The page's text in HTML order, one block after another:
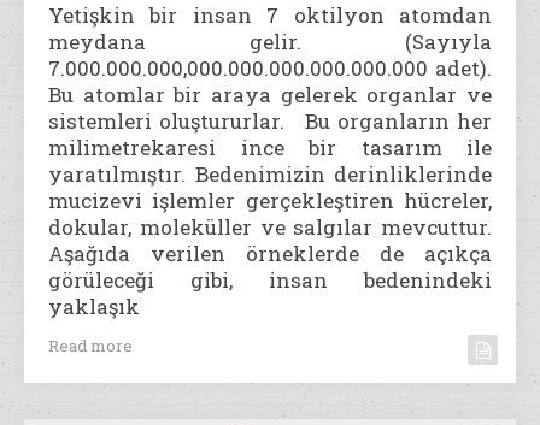
Yetişkin bir insan 7 oktilyon atomdan
meydana gelir. (Sayıyla
7.000.000.000,000.000.000.000.000.000 adet).
Bu atomlar bir araya gelerek organlar ve
sistemleri oluştururlar. Bu organların her
milimetrekaresi ince bir tasarım ile
yaratılmıştır. Bedenimizin derinliklerinde
mucizevi işlemler gerçekleştiren hücreler,
dokular, moleküller ve salgılar mevcuttur.
Aşağıda verilen örneklerde de açıkça
görüleceği gibi, insan bedenindeki
yaklaşık
Read more